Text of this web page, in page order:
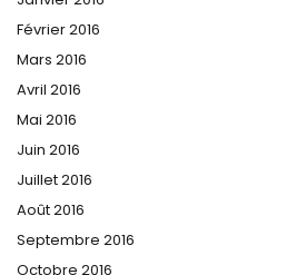
Février 2016
Mars 2016
Avril 2016
Mai 2016
Juin 2016
Juillet 2016
Août 2016
Septembre 2016
Octobre 2016